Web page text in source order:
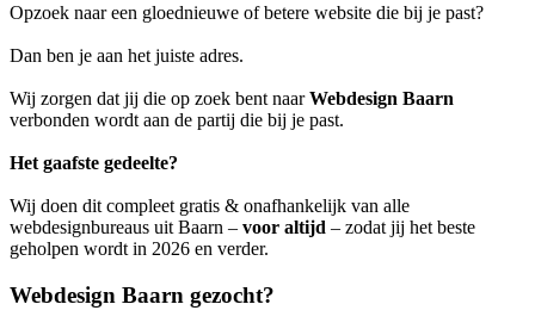
Opzoek naar een gloednieuwe of betere website die bij je past?
Dan ben je aan het juiste adres.
Wij zorgen dat jij die op zoek bent naarWebdesign Baarn
verbonden wordt aan de partij die bij je past.
Het gaafste gedeelte?
Wij doen dit compleet gratis & onafhankelijk van alle
webdesignbureaus uit Baarn – voor altijd – zodat jij het beste
geholpen wordt in 2026 en verder.
Webdesign Baarn gezocht?